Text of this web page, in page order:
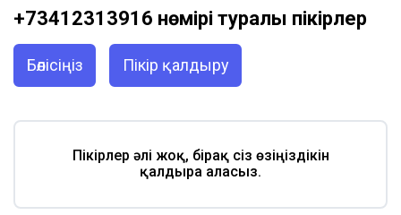
+73412313916 нөмірі туралы пікірлер
Бөлісіңіз Пікір қалдыру
Пікірлер әлі жоқ, бірақ сіз өзіңіздікін
қалдыра аласыз.